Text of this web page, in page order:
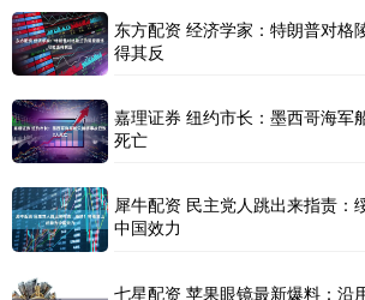
东方配资 经济学家：特朗普对格
得其反
嘉理证券 纽约市长：墨西哥海军
死亡
犀牛配资 民主党人跳出来指责：
中国效力
七星配资 苹果眼镜最新爆料：沿